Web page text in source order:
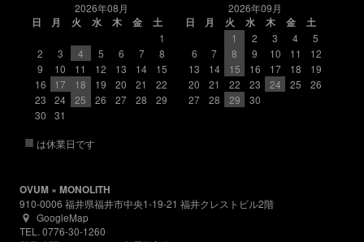
2026年08月
日
月 火 水 木 金
土
1
2
3 4 5 6 7
8
9
10 11 12 13 14
15
16
17 18 19 20 21
22
23
24 25 26 27 28
29
30
31
2026年09月
日
月 火 水 木 金
土
1
2 3 4
5
6
7 8 9 10 11
12
13
14 15 16 17 18
19
20
21 22 23 24 25
26
27
28 29 30
■ は休業日です
OVUM × MONOLITH
910-0006 福井県福井市中央1-19-21 福井クレストビル2階
GoogleMap
TEL. 0776-30-1260